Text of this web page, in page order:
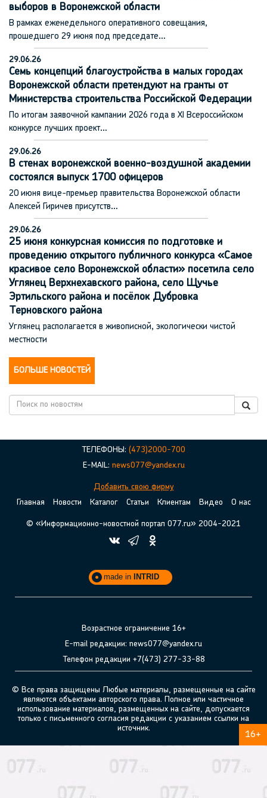
выборов в Воронежской области
В рамках еженедельного оперативного совещания,
прошедшего 29 июня под председате…
29.06.26
Семь концепций благоустройства в малых городах
Воронежской области претендуют на гранты от
Министерства строительства Российской Федерации
По итогам заявочной кампании 2026 года в XI Всероссийском
конкурсе лучших проект…
29.06.26
В стенах воронежской военно-воздушной академии
состоялся выпуск 1700 офицеров
20 июня вице-премьер правительства Воронежской области
Алексей Гиричев присутств…
29.06.26
25 июня конкурсная комиссия по подготовке и
проведению открытого публичного конкурса «Самое
красивое село Воронежской области» посетила село
Углянец Верхнехавского района, село Щучье
Эртильского района и посёлок Дубровка
Терновского района
Углянец располагается в живописной, экологически чистой
местности
БОЛЬШЕ НОВОСТЕЙ
ТЕЛЕФОНЫ: (473)2000-700
E-MAIL: news077@yandex.ru
Добавить свою фирму
Главная
Новости Каталог Статьи Клиентам Видео О нас
© «Информационно-новостной портал 077.ru» 2004-2021
made in INTRID
Возрастное ограничение 16+
E-mail редакции: news077@yandex.ru
Телефон редакции +7(473) 277-33-88
© Все права защищены Любые материалы, размещенные на сайте
являются объектами авторского права. Полное или частичное
использование материалов, размещенных на сайте, допускается
только с письменного согласия редакции с указанием ссылки на
источник.
16+